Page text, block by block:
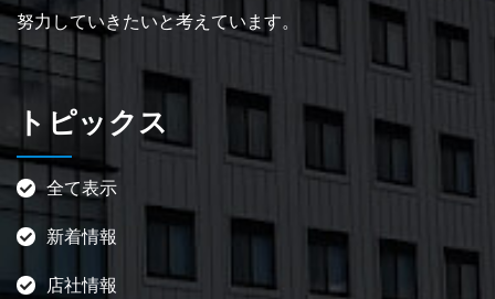
努力していきたいと考えています。
トピックス
全て表示
新着情報
店社情報